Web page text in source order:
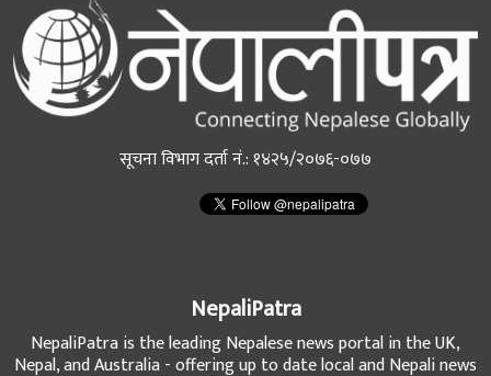
सूचना विभाग दर्ता नं.: १४२५/२०७६-०७७
NepaliPatra
NepaliPatra is the leading Nepalese news portal in the UK,
Nepal, and Australia - offering up to date local and Nepali news